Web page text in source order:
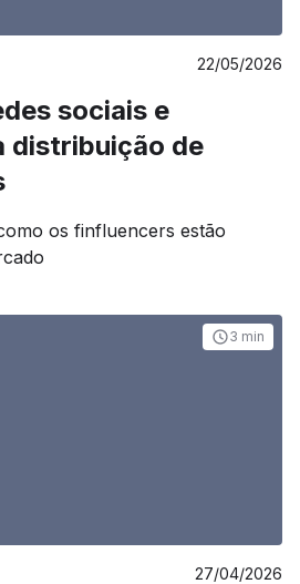
22/05/2026
sociais e
distribuição de
os finfluencers estão
3 min
27/04/2026